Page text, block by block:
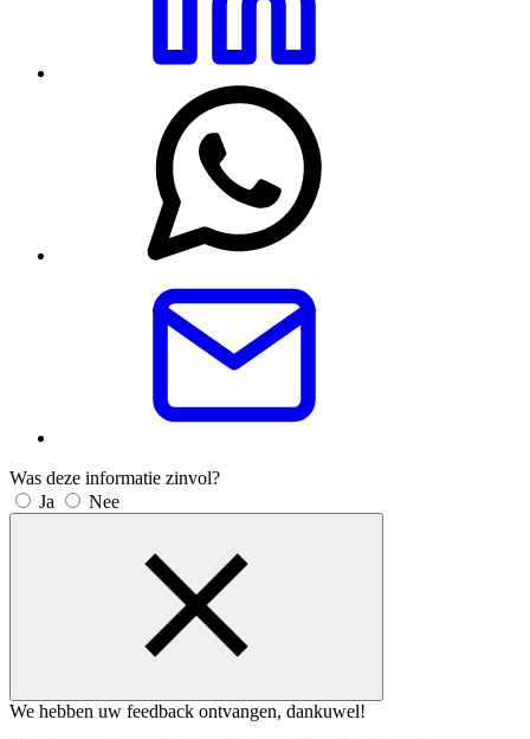
Was deze informatie zinvol?
Ja
Nee
We hebben uw feedback ontvangen, dankuwel!